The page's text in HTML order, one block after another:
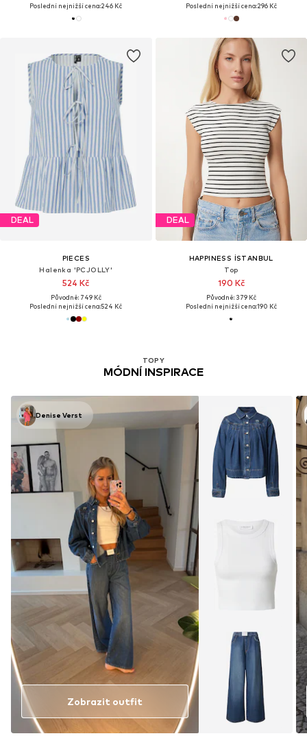
Poslední nejnižší cena:246 Kč
Poslední nejnižší cena:296 Kč
DEAL
PIECES
Halenka 'PCJOLLY'
524 Kč
Původně: 749 Kč
Poslední nejnižší cena:524 Kč
DEAL
HAPPINESS İSTANBUL
Top
190 Kč
Původně: 379 Kč
Poslední nejnižší cena:190 Kč
TOPY
MÓDNÍ INSPIRACE
Denise Verst
Zobrazit outfit